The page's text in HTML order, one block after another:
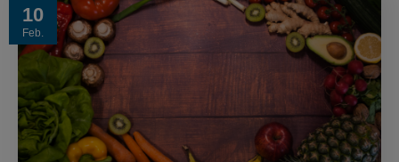
10
Feb.